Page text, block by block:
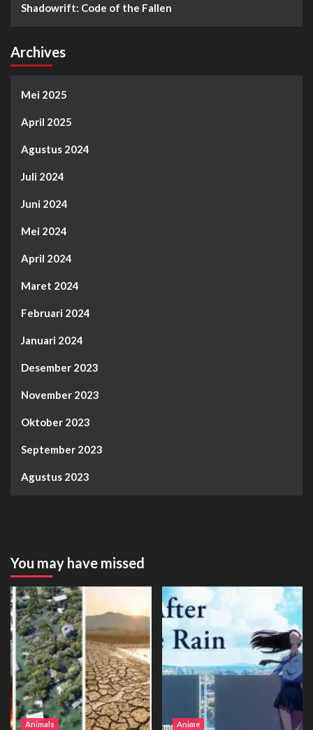
Shadowrift: Code of the Fallen
Archives
Mei 2025
April 2025
Agustus 2024
Juli 2024
Juni 2024
Mei 2024
April 2024
Maret 2024
Februari 2024
Januari 2024
Desember 2023
November 2023
Oktober 2023
September 2023
Agustus 2023
You may have missed
Animals Anime